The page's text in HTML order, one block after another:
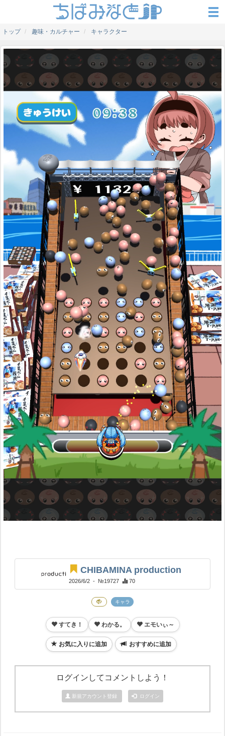
トップ 趣味・カルチャー キャラクター
CHIBAMINA production
2026/6/2 - №19727 70
キャラ
すてき！ わかる。 エモいぃ～
お気に入りに追加 おすすめに追加
ログインしてコメントしよう！
新規アカウント登録 ログイン